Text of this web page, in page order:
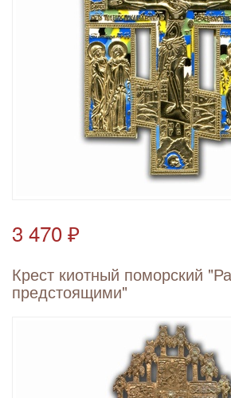
3 470 ₽
Крест киотный поморский
предстоящими"